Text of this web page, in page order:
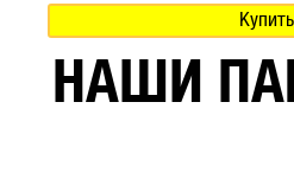
Купить
НАШИ